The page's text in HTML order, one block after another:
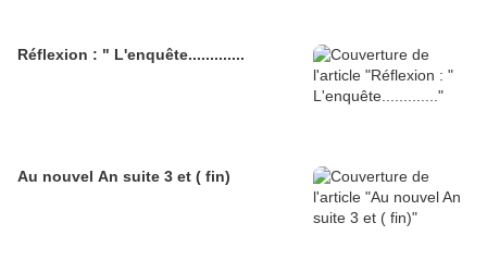
Réflexion : " L'enquête.............
Au nouvel An suite 3 et ( fin)